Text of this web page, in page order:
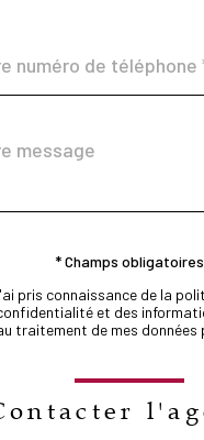
* Champs obligatoires
pris connaissance de la
et des
traitement de mes données